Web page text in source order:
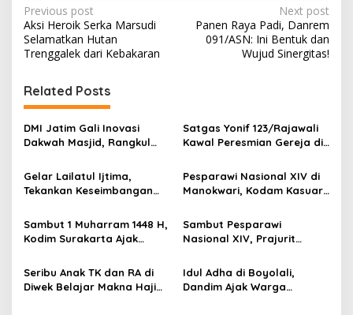
P
o
s
t
n
a
v
i
g
t
o
Previous post
Aksi Heroik Serka Marsudi
Selamatkan Hutan
Trenggalek dari Kebakaran
Next post
Panen Raya Padi, Danrem
091/ASN: Ini Bentuk dan
Wujud Sinergitas!
Related Posts
DMI Jatim Gali Inovasi
Dakwah Masjid, Rangkul
Satgas Yonif 123/Rajawali
Kawal Peresmian Gereja di
Warga Perkuat Stabilitas
Papua Selatan
Gelar Lailatul Ijtima,
Tekankan Keseimbangan
Pesparawi Nasional XIV di
Manokwari, Kodam Kasuari
Sambut 1 Muharram 1448 H,
Kodim Surakarta Ajak
Semangat Kebersamaan
Sambut Pesparawi
Nasional XIV, Prajurit
Manokwari
Seribu Anak TK dan RA di
Diwek Belajar Makna Haji
Idul Adha di Boyolali,
Dandim Ajak Warga